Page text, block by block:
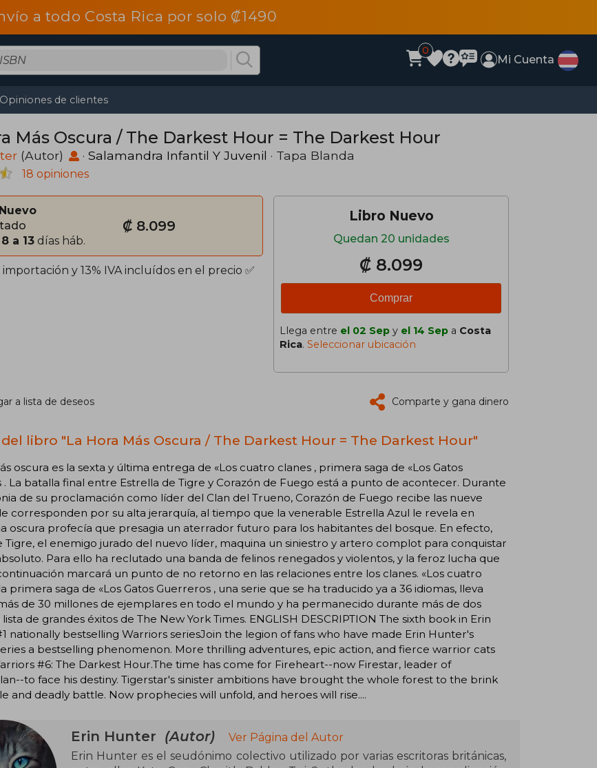
a todo Costa Rica por solo ₡1490
0
Mi Cuenta
Opiniones de clientes
Más Oscura / The Darkest Hour = The Darkest Hour
(Autor) · Salamandra Infantil Y Juvenil · Tapa Blanda
18 opiniones
8 a 13 días háb.
₡ 8.099
importación y 13% IVA incluídos en el precio ✅
Libro Nuevo
Quedan 20 unidades
₡ 8.099
Comprar
Llega entre el 02 Sep y el 14 Sep a Costa
Rica. Seleccionar ubicación
a lista de deseos Comparte y gana dinero
del libro "La Hora Más Oscura / The Darkest Hour = The Darkest Hour"
oscura es la sexta y última entrega de «Los cuatro clanes , primera saga de «Los Gatos
. La batalla final entre Estrella de Tigre y Corazón de Fuego está a punto de acontecer. Durante
de su proclamación como líder del Clan del Trueno, Corazón de Fuego recibe las nueve
corresponden por su alta jerarquía, al tiempo que la venerable Estrella Azul le revela en
oscura profecía que presagia un aterrador futuro para los habitantes del bosque. En efecto,
Tigre, el enemigo jurado del nuevo líder, maquina un siniestro y artero complot para conquistar
Para ello ha reclutado una banda de felinos renegados y violentos, y la feroz lucha que
marcará un punto de no retorno en las relaciones entre los clanes. «Los cuatro
primera saga de «Los Gatos Guerreros , una serie que se ha traducido ya a 36 idiomas, lleva
de 30 millones de ejemplares en todo el mundo y ha permanecido durante más de dos
de grandes éxitos de The New York Times. ENGLISH DESCRIPTION The sixth book in Erin
nationally bestselling Warriors seriesJoin the legion of fans who have made Erin Hunter's
a bestselling phenomenon. More thrilling adventures, epic action, and fierce warrior cats
#6: The Darkest Hour.The time has come for Fireheart--now Firestar, leader of
to face his destiny. Tigerstar's sinister ambitions have brought the whole forest to the brink
and deadly battle. Now prophecies will unfold, and heroes will rise....
Erin Hunter (Autor)
Ver Página del Autor
Erin Hunter es el seudónimo colectivo utilizado por varias escritoras británicas,